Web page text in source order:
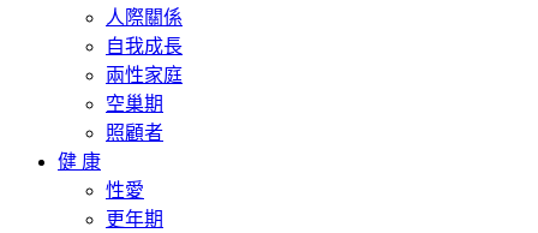
人際關係
自我成長
兩性家庭
空巢期
照顧者
健 康
性愛
更年期